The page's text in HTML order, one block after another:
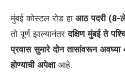
मुंबई कोस्टल रोड हा आठ पदरी (8-
तो पूर्ण झाल्यानंतरदक्षिण मुंबई ते
प्रवास सुमारे दोन तासांवरून अवघ्या
होण्याची अपेक्षाआहे.